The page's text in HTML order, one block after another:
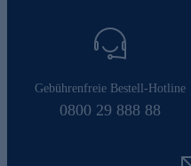
Gebührenfreie Bestell-Hotline
0800 29 888 88